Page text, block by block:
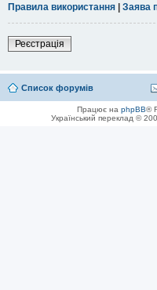
Правила використання | Заява
Реєстрація
Список форумів
Працює на phpBB®
Український переклад ©